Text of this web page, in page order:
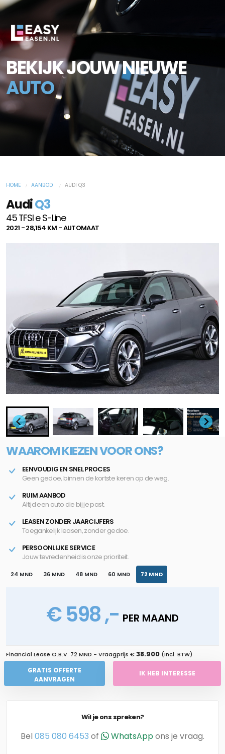
BEKIJK JOUW NIEUWE
AUTO
HOME AANBOD AUDI Q3
AudiQ3
45 TFSI e S-Line
2021 - 28,154 KM - AUTOMAAT
WAAROM KIEZEN VOOR ONS?
EENVOUDIG EN SNEL PROCES
Geen gedoe, binnen de kortste keren op de weg.
RUIM AANBOD
Altijd een auto die bij je past.
LEASEN ZONDER JAARCIJFERS
Toegankelijk leasen, zonder gedoe.
PERSOONLIJKE SERVICE
Jouw tevredenheid is onze prioriteit.
24 MND 36 MND 48 MND 60 MND 72 MND
€ 598 ,- PER MAAND
Financial Lease O.B.V. 72 MND - Vraagprijs €38.900 (Incl. BTW)
GRATIS OFFERTE
AANVRAGEN
IK HEB INTERESSE
Wil je ons spreken?
Bel 085 080 6453 of WhatsAppons je vraag.